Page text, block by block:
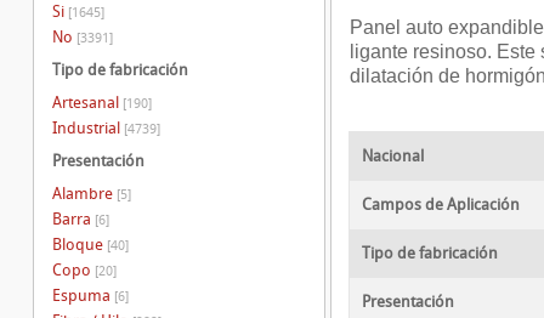
Panel auto
ligante resinoso.
dilatación de
Nacional
Campos de Aplicación
Tipo de fabricación
Presentación
Si [1645]
No [3391]
Tipo de fabricación
Artesanal [190]
Industrial [4739]
Presentación
Alambre [5]
Barra [6]
Bloque [40]
Copo [20]
Espuma [6]